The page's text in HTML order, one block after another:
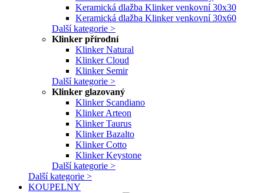
Keramická dlažba Klinker venkovní 30x30
Keramická dlažba Klinker venkovní 30x60
Další kategorie >
Klinker přírodní
Klinker Natural
Klinker Cloud
Klinker Semir
Další kategorie >
Klinker glazovaný
Klinker Scandiano
Klinker Arteon
Klinker Taurus
Klinker Bazalto
Klinker Cotto
Klinker Keystone
Další kategorie >
Další kategorie >
KOUPELNY